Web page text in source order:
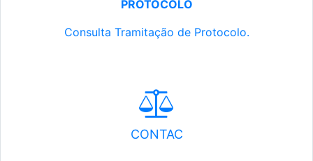
PROTOCOLO
Consulta Tramitação de Protocolo.
CONTAC